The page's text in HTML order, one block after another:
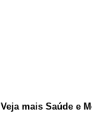
Veja mais Saúde e